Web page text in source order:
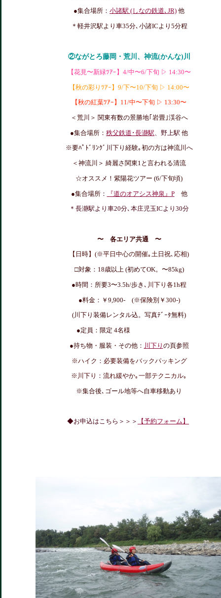
●集合場所： 小諸駅 (しなの鉄道､JR) 他
＊軽井沢駅より車35分､小諸ICより5分程
②ながとろ藤岡・荒川、神流(かんな)川
【花見〜新緑ﾂｱｰ】4/中〜6/下旬 ▷ 14:30〜
【秋の彩りﾂｱｰ】9/下〜10/下旬 ▷ 14:00〜
【秋の紅葉ﾂｱｰ】11/中〜下旬 ▷ 13:30〜
＜荒川＞ 関東有数の景勝地｢岩畳｣渓谷へ
●集合場所： 秩父鉄道･長瀞駅 、野上駅 他
※要ﾊﾟﾄﾞﾘﾝｸﾞ川下り経験｡初の方は神流川へ
＜神流川＞ 綺麗さ関東1と言われる清流
☆オススメ！紫陽花ツアー (6/下旬頃)
●集合場所： 『道のオアシス神泉』P他
＊長瀞駅より車20分､ 本庄児玉ICより30分
〜 各エリア共通 〜
【日時】(※平日中心の開催｡土日祝､応相)
□対象：18歳以上 (初めてOK。〜85kg)
●時間：所要3〜3.5h/歩き､ 川下り各1h程
●料金：￥9,900- (※保険別￥300-)
(川下り装備レンタル込。写真ﾃﾞｰﾀ無料)
●定員：限定 4名様
●持ち物・服装・その他： 川下り の頁参照
※ハイク：必要装備をバックパッキング
※川下り：流れ緩やか｡一部テクニカル｡
※集合後､ゴール地等へ自車移動あり
◆お申込はこちら＞＞＞ 【予約フォーム】